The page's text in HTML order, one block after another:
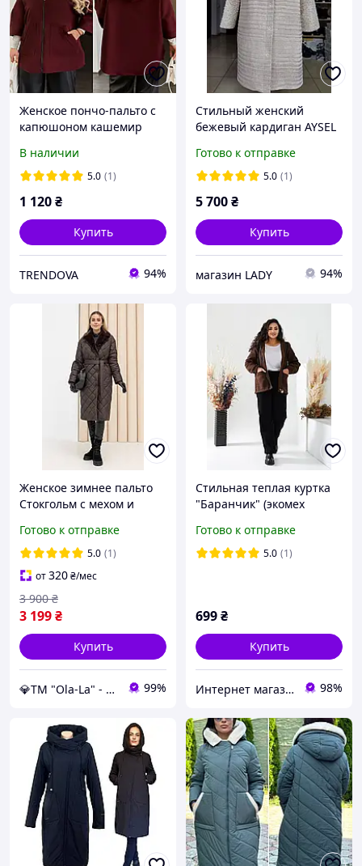
Женское пончо-пальто с
капюшоном кашемир
В наличии
5.0 (1)
1 120₴
Купить
TRENDOVA 94%
Стильный женский
бежевый кардиган AYSEL
Готово к отправке
5.0 (1)
5 700₴
Купить
магазин LADY 94%
Женское зимнее пальто
Стокгольм с мехом и
стильное стеганое пальто
до -10°C размеры 40-54
шоколад
Готово к отправке
5.0 (1)
от320₴/мес
3 199₴
3 900 ₴
Купить
💎TM "Ola-La" - якісний одяг від виробника 💎 99%
Стильная теплая куртка
"Баранчик" (экомех
(48-54).
Готово к отправке
5.0 (1)
699₴
Купить
Интернет магазин Beatrissa-shop 98%